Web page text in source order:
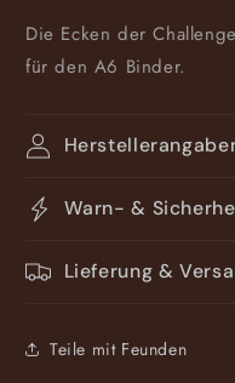
Die Ecken der
für den A6 Binder.
Warn- &
Lieferung &
Teile mit Feunden